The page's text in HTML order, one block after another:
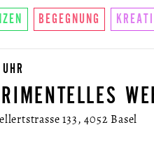
BEGEGNUNG
133, 4052 Basel